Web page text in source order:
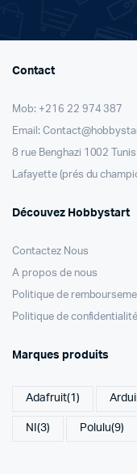
Contact
Mob: +216 22 974 387
Email:
8 rue Benghazi 1002 Tunis
Lafayette (prés du
Découvez Hobbystart
Contactez Nous
A propos de nous
Politique de
Politique de confidentialité
Marques produits
Adafruit(1)
NI (3) Polulu(9)